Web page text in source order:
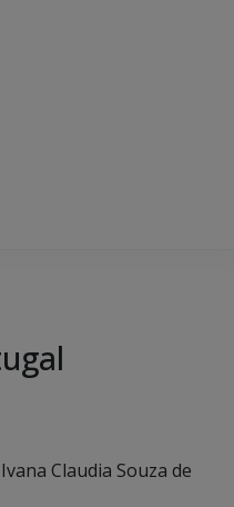
Claudia Souza de